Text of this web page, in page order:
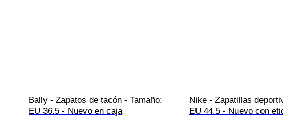
Bally - Zapatos de tacón - Tamaño:
EU 36.5 - Nuevo en caja
Nike - Zapatillas
EU 44.5 - Nuevo con